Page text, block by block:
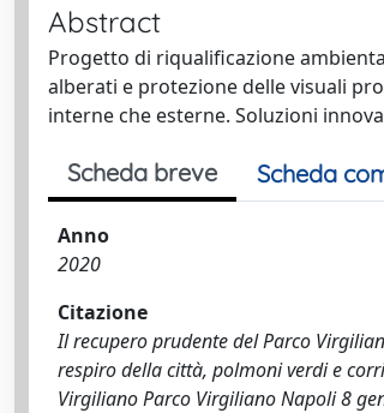
Abstract
Progetto di riqualificazione
alberati e protezione delle visuali
interne che esterne. Soluzioni
Scheda breve Scheda
Anno
2020
Citazione
Il recupero prudente del Parco
respiro della città, polmoni verdi e
Virgiliano Parco Virgiliano Napoli 8